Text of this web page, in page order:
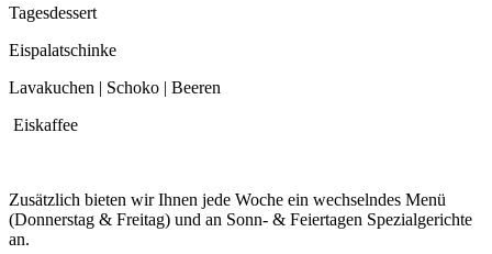
Tagesdessert
Eispalatschinke
Lavakuchen | Schoko | Beeren
Eiskaffee
Zusätzlich bieten wir Ihnen jede Woche ein wechselndes Menü
(Donnerstag & Freitag) und an Sonn- & Feiertagen Spezialgerichte
an.